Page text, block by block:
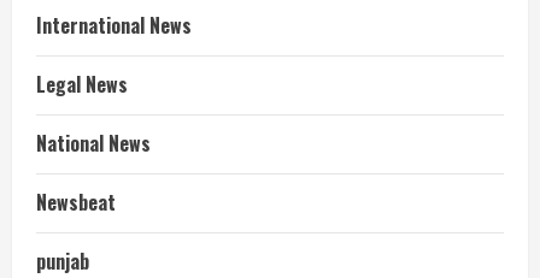
International News
Legal News
National News
Newsbeat
punjab